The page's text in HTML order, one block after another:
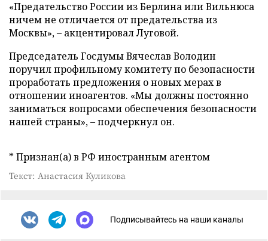
«Предательство России из Берлина или Вильнюса
ничем не отличается от предательства из
Москвы», – акцентировал Луговой.
Председатель Госдумы Вячеслав Володин
поручил профильному комитету по безопасности
проработать предложения о новых мерах в
отношении иноагентов. «Мы должны постоянно
заниматься вопросами обеспечения безопасности
нашей страны», – подчеркнул он.
* Признан(а) в РФ иностранным агентом
Текст: Анастасия Куликова
Подписывайтесь на наши каналы